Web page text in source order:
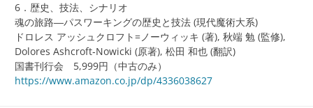
6．歴史、技法、シナリオ
魂の旅路―パスワーキングの歴史と技法 (現代魔術大系)
ドロレス アッシュクロフト=ノーウィッキ (著), 秋端 勉 (監修),
Dolores Ashcroft‐Nowicki (原著), 松田 和也 (翻訳)
国書刊行会 5,999円（中古のみ）
https://www.amazon.co.jp/dp/4336038627